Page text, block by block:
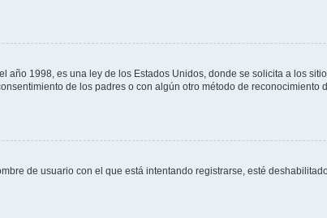
año 1998, es una ley de los Estados Unidos, donde se solicita a los
de los padres o con algún otro método de reconocimiento
de usuario con el que está intentando registrarse, esté